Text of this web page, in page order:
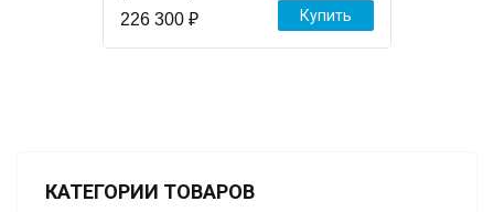
226 300 ₽ Купить
КАТЕГОРИИ ТОВАРОВ